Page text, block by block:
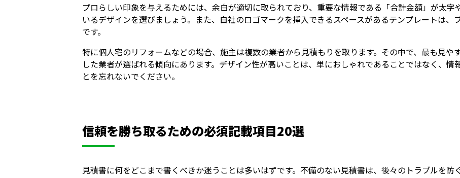
プロらしい印象を与えるためには、余白が適切に取られており、重要な情報である「合計金額」が太字
いるデザインを選びましょう。また、自社のロゴマークを挿入できるスペースがあるテンプレートは、
です。
特に個人宅のリフォームなどの場合、施主は複数の業者から見積もりを取ります。その中で、最も見や
した業者が選ばれる傾向にあります。デザイン性が高いことは、単におしゃれであることではなく、情
とを忘れないでください。
信頼を勝ち取るための必須記載項目20選
見積書に何をどこまで書くべきか迷うことは多いはずです。不備のない見積書は、後々のトラブルを防